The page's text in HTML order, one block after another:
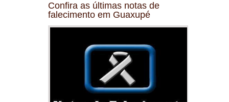
Confira as últimas notas de
falecimento em Guaxupé